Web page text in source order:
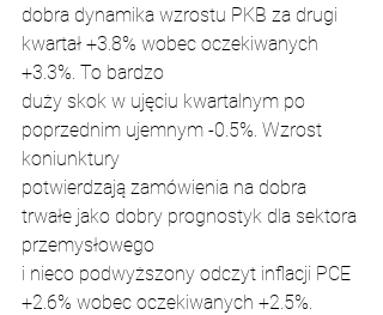
dobra dynamika wzrostu PKB za drugi
kwartał +3.8% wobec oczekiwanych
+3.3%. To bardzo
duży skok w ujęciu kwartalnym po
poprzednim ujemnym -0.5%. Wzrost
koniunktury
potwierdzają zamówienia na dobra
trwałe jako dobry prognostyk dla sektora
przemysłowego
i nieco podwyższony odczyt inflacji PCE
+2.6% wobec oczekiwanych +2.5%.